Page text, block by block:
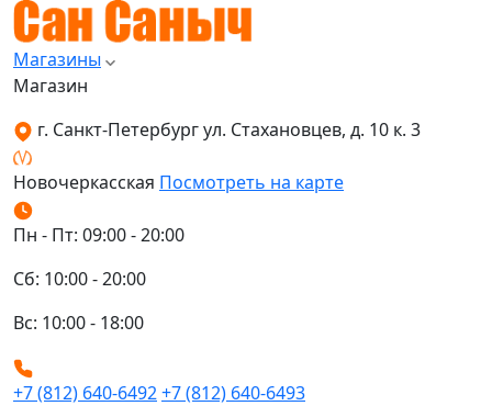
Магазины
Магазин
г. Санкт-Петербург ул. Стахановцев, д. 10 к. 3
Новочеркасская Посмотреть на карте
Пн - Пт: 09:00 - 20:00
Сб: 10:00 - 20:00
Вс: 10:00 - 18:00
+7 (812) 640-6492+7 (812) 640-6493